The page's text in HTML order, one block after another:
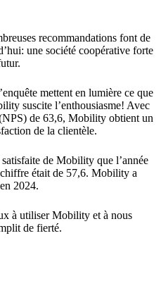
recommandations font de
une société coopérative forte
mettent en lumière ce que
suscite l’enthousiasme! Avec
de 63,6, Mobility obtient un
de la clientèle.
de Mobility que l’année
était de 57,6. Mobility a
2024.
à utiliser Mobility et à nous
de fierté.